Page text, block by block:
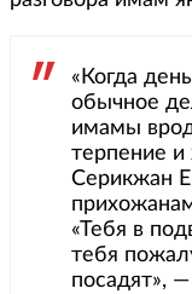
«Когда
обычное
имамы
терпение и
Серикжан
«Тебя в
тебя
посадят»,